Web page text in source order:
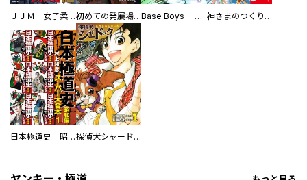
ＪＪＭ 女子柔道部物語 社会人編 初めての発展場 【白抜き修正版】 Base Boys 新装版 神さまのつくりかた。スーパー大合本
日本極道史 昭和編 スーパー大合本 探偵犬シャードック（新装版）